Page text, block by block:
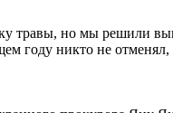
травы, но мы решили
году никто не